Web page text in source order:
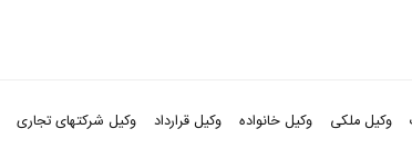
وکیل ملکی وکیل خانواده وکیل قرارداد وکیل شرکتهای تجاری